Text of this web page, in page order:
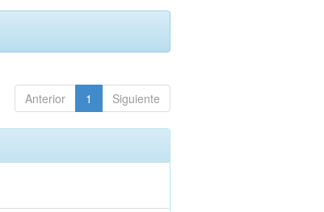
Anterior 1 Siguiente